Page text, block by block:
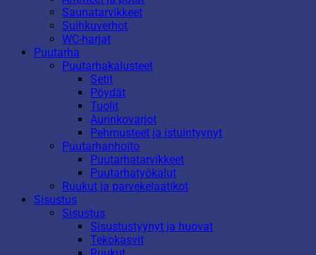
Saunatarvikkeet
Suihkuverhot
WC-harjat
Puutarha
Puutarhakalusteet
Setit
Pöydät
Tuolit
Aurinkovarjot
Pehmusteet ja istuintyynyt
Puutarhanhoito
Puutarhatarvikkeet
Puutarhatyökalut
Ruukut ja parvekelaatikot
Sisustus
Sisustus
Sisustustyynyt ja huovat
Tekokasvit